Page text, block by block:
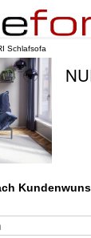
Schlafsofa